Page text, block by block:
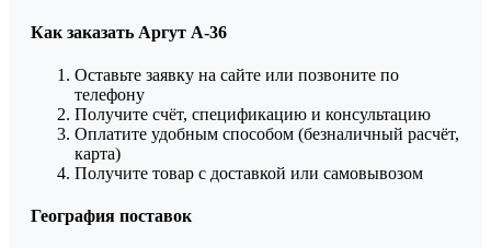
Как заказать Аргут А-36
Оставьте заявку на сайте или позвоните по
телефону
Получите счёт, спецификацию и консультацию
Оплатите удобным способом (безналичный расчёт,
карта)
Получите товар с доставкой или самовывозом
География поставок